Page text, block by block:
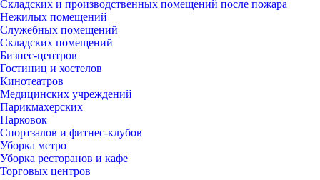
Складских и производственных помещений после пожара
Нежилых помещений
Служебных помещений
Складских помещений
Бизнес-центров
Гостиниц и хостелов
Кинотеатров
Медицинских учреждений
Парикмахерских
Парковок
Спортзалов и фитнес-клубов
Уборка метро
Уборка ресторанов и кафе
Торговых центров